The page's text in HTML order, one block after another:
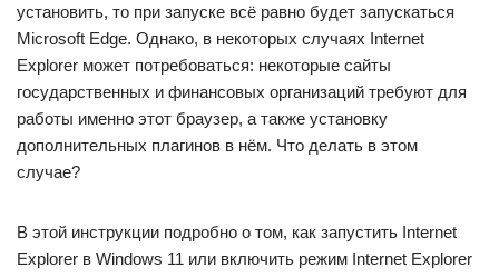
установить, то при запуске всё равно будет запускаться
Microsoft Edge. Однако, в некоторых случаях Internet
Explorer может потребоваться: некоторые сайты
государственных и финансовых организаций требуют для
работы именно этот браузер, а также установку
дополнительных плагинов в нём. Что делать в этом
случае?
В этой инструкции подробно о том, как запустить Internet
Explorer в Windows 11 или включить режим Internet Explorer